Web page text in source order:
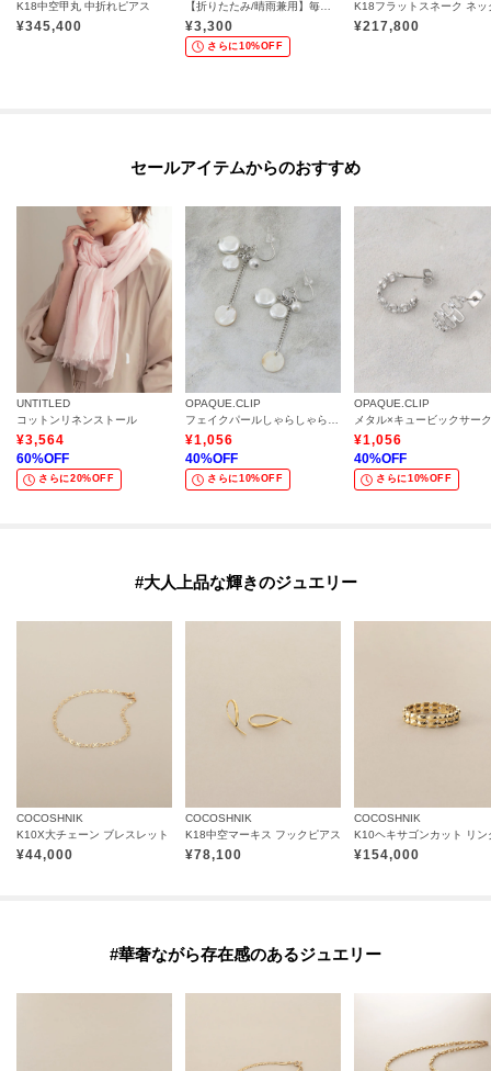
K18中空甲丸 中折れピアス
¥345,400 ¥3,300
さらに10%OFF
¥217,800
セールアイテムからのおすすめ
UNTITLED
コットンリネンストール
¥3,564
60%OFF
さらに20%OFF
OPAQUE.CLIP
フェイクパールしゃらしゃらピアス
¥1,056
40%OFF
さらに10%OFF
OPAQUE.CLIP
¥1,056
40%OFF
さらに10%OFF
#大人上品な輝きのジュエリー
COCOSHNIK
K10X大チェーン ブレスレット
¥44,000
COCOSHNIK
K18中空マーキス フックピアス
¥78,100
COCOSHNIK
K10ヘキサゴンカット リン
¥154,000
#華奢ながら存在感のあるジュエリー